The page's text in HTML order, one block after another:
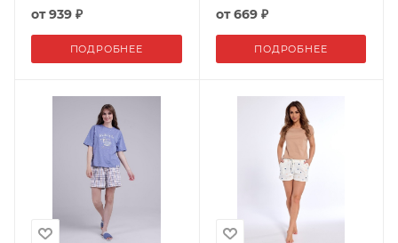
от939 ₽
ПОДРОБНЕЕ
от669 ₽
ПОДРОБНЕЕ